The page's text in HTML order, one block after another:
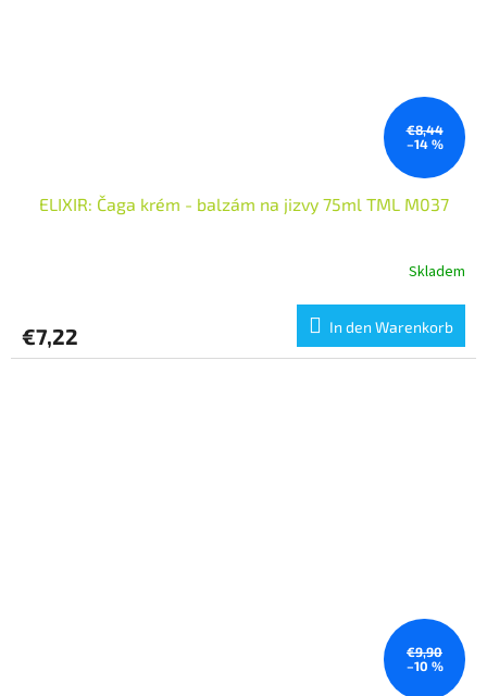
€8,44
–14 %
ELIXIR: Čaga krém - balzám na jizvy 75ml TML M037
Skladem
€7,22 In den Warenkorb
€9,90
–10 %